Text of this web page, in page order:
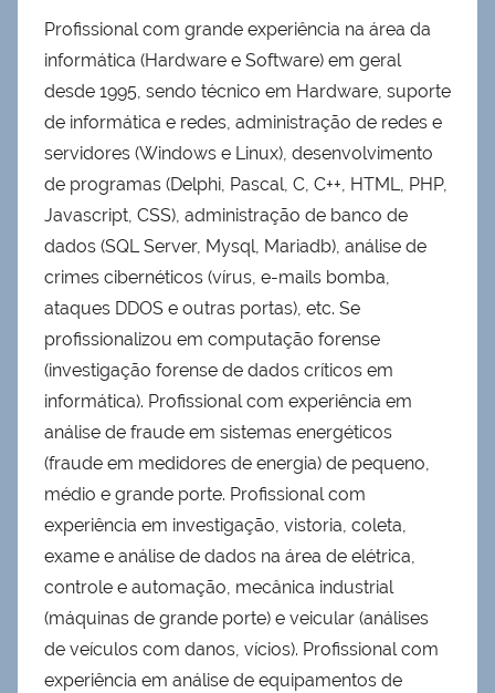
Profissional com grande experiência na área da
informática (Hardware e Software) em geral
desde 1995, sendo técnico em Hardware, suporte
de informática e redes, administração de redes e
servidores (Windows e Linux), desenvolvimento
de programas (Delphi, Pascal, C, C++, HTML, PHP,
Javascript, CSS), administração de banco de
dados (SQL Server, Mysql, Mariadb), análise de
crimes cibernéticos (vírus, e-mails bomba,
ataques DDOS e outras portas), etc. Se
profissionalizou em computação forense
(investigação forense de dados críticos em
informática). Profissional com experiência em
análise de fraude em sistemas energéticos
(fraude em medidores de energia) de pequeno,
médio e grande porte. Profissional com
experiência em investigação, vistoria, coleta,
exame e análise de dados na área de elétrica,
controle e automação, mecânica industrial
(máquinas de grande porte) e veicular (análises
de veículos com danos, vícios). Profissional com
experiência em análise de equipamentos de